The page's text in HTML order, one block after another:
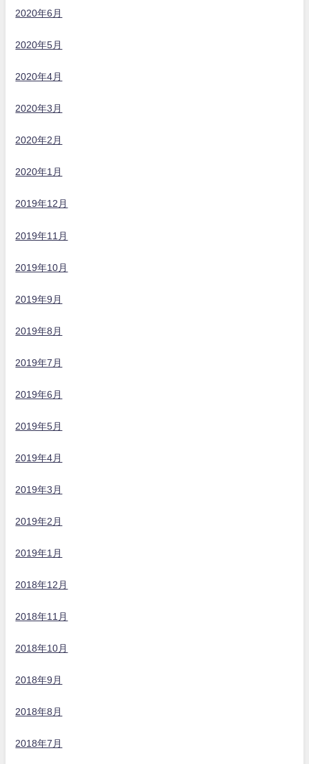
2020年6月
2020年5月
2020年4月
2020年3月
2020年2月
2020年1月
2019年12月
2019年11月
2019年10月
2019年9月
2019年8月
2019年7月
2019年6月
2019年5月
2019年4月
2019年3月
2019年2月
2019年1月
2018年12月
2018年11月
2018年10月
2018年9月
2018年8月
2018年7月